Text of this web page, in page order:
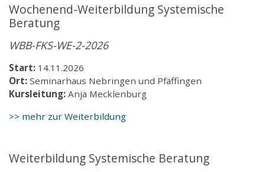
Wochenend-Weiterbildung Systemische
Beratung
WBB-FKS-WE-2-2026
Start: 14.11.2026
Ort: Seminarhaus Nebringen und Pfäffingen
Kursleitung: Anja Mecklenburg
>> mehr zur Weiterbildung
Weiterbildung Systemische Beratung